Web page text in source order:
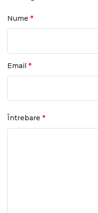
Nume *
Email *
Întrebare *